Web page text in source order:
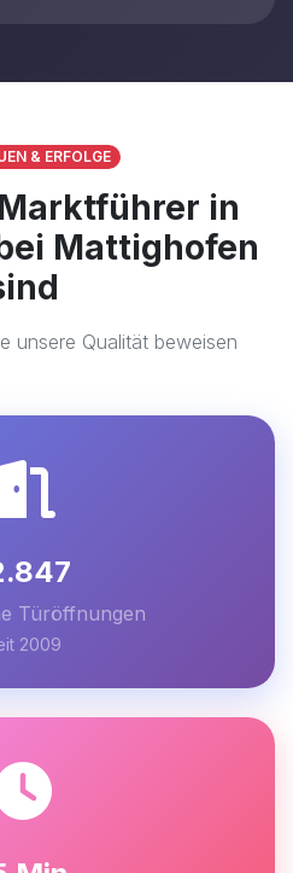
& ERFOLGE
in
Mattighofen
unsere Qualität beweisen
Türöffnungen
2009